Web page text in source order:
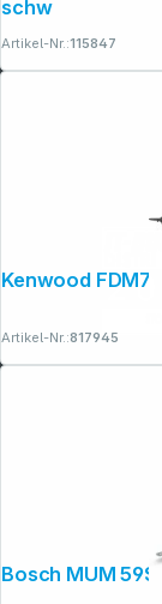
schw
Artikel-Nr.:115847
Artikel-Nr.:817945